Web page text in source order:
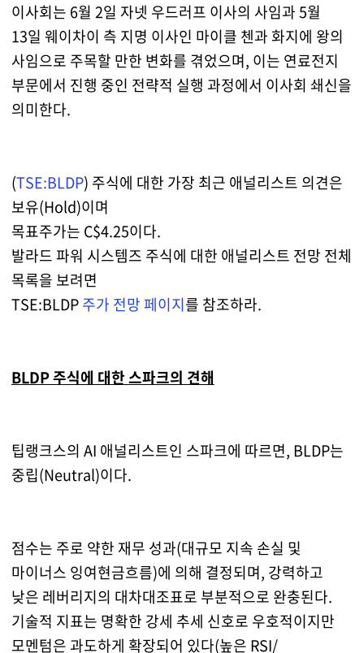
이사회는 6월 2일 자넷 우드러프 이사의 사임과 5월
13일 웨이차이 측 지명 이사인 마이클 첸과 화지에 왕의
사임으로 주목할 만한 변화를 겪었으며, 이는 연료전지
부문에서 진행 중인 전략적 실행 과정에서 이사회 쇄신을
의미한다.
(TSE:BLDP) 주식에 대한 가장 최근 애널리스트 의견은
보유(Hold)이며
목표주가는 C$4.25이다.
발라드 파워 시스템즈 주식에 대한 애널리스트 전망 전체
목록을 보려면
TSE:BLDP주가 전망 페이지를 참조하라.
BLDP 주식에 대한 스파크의 견해
팁랭크스의 AI 애널리스트인 스파크에 따르면, BLDP는
중립(Neutral)이다.
점수는 주로 약한 재무 성과(대규모 지속 손실 및
마이너스 잉여현금흐름)에 의해 결정되며, 강력하고
낮은 레버리지의 대차대조표로 부분적으로 완충된다.
기술적 지표는 명확한 강세 추세 신호로 우호적이지만
모멘텀은 과도하게 확장되어 있다(높은 RSI/